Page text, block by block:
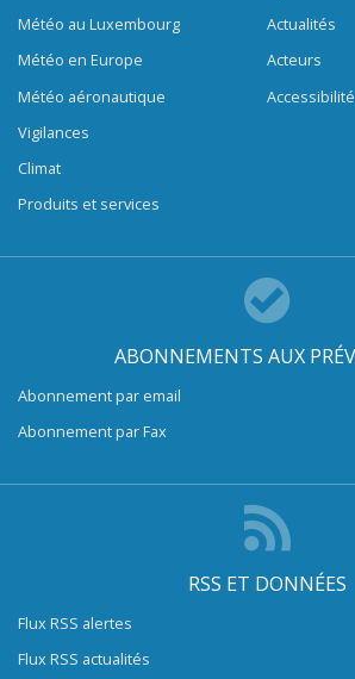
Météo au Luxembourg
Météo en Europe
Météo aéronautique
Vigilances
Climat
Produits et services
Actualités
Acteurs
Accessibilité
ABONNEMENTS AUX
Abonnement par email
Abonnement par Fax
RSS ET DONNÉES
Flux RSS alertes
Flux RSS actualités